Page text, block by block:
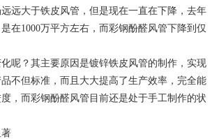
远大于铁皮风管，但是现在一直在下降，去年
在1000万平方左右，而彩钢酚醛风管下降到仅
呢？其主要原因是镀锌铁皮风管的制作，实现
不但标准，而且大大提高了生产效率，完全能
，而彩钢酚醛风管目前还是处于手工制作的状